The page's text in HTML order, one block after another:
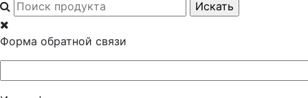
Форма обратной связи